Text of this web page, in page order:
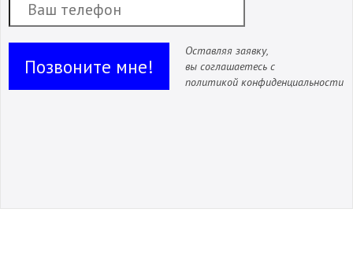
Позвоните мне!
Оставляя заявку,
вы соглашаетесь с
политикой конфиденциальности